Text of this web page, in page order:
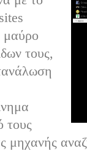
μαύρο
τους,
τους
μηχανής